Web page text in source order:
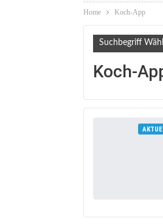
Home Koch-App
Suchbegriff
Koch-